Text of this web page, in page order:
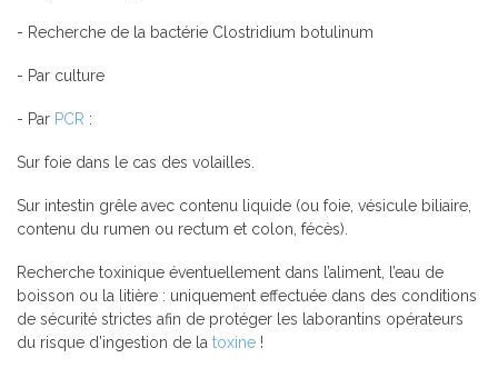
- Recherche de la bactérie Clostridium botulinum
- Par culture
- Par PCR :
Sur foie dans le cas des volailles.
Sur intestin grêle avec contenu liquide (ou foie, vésicule biliaire,
contenu du rumen ou rectum et colon, fécès).
Recherche toxinique éventuellement dans l’aliment, l’eau de
boisson ou la litière : uniquement effectuée dans des conditions
de sécurité strictes afin de protéger les laborantins opérateurs
du risque d’ingestion de la toxine !